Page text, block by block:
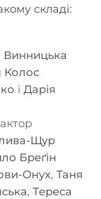
складі:
Винницька
Колос
і Дарія
Щур
Бреґін
Онух, Таня
, Тереса